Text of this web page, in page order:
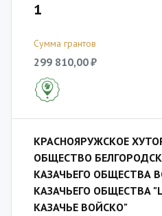
1
Сумма грантов
299 810,00 ₽
КРАСНОЯРУЖСКОЕ
ОБЩЕСТВО
КАЗАЧЬЕГО ОБЩЕСТВА
КАЗАЧЬЕГО ОБЩЕСТВА
КАЗАЧЬЕ ВОЙСКО"